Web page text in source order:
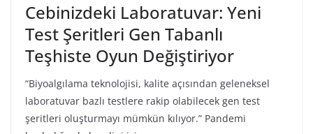
Cebinizdeki Laboratuvar: Yeni
Test Şeritleri Gen Tabanlı
Teşhiste Oyun Değiştiriyor
“Biyoalgılama teknolojisi, kalite açısından geleneksel
laboratuvar bazlı testlere rakip olabilecek gen test
şeritleri oluşturmayı mümkün kılıyor.” Pandemi